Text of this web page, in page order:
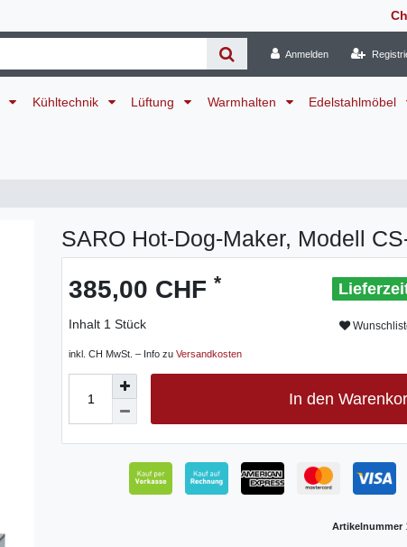
Anmelden
Kühltechnik Lüftung Warmhalten Edelstahlmöbel
SARO Hot-Dog-Maker, Modell
385,00 CHF *
Inhalt 1 Stück
inkl. CH MwSt. – Info zu Versandkosten
In den
Artikelnummer